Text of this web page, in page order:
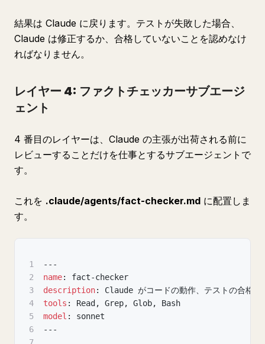
結果は Claude に戻ります。テストが失敗した場合、
Claude は修正するか、合格していないことを認めなけ
ればなりません。
レイヤー 4: ファクトチェッカーサブエージ
ェント
4 番目のレイヤーは、Claude の主張が出荷される前に
レビューすることだけを仕事とするサブエージェントで
す。
これを .claude/agents/fact-checker.md に配置しま
す。
1
---
2
name: fact-checker
3
description:
Claude がコードの動作、テストの合格、
4
tools : Read , Grep, Glob,
Bash
5
model :
sonnet
6
---